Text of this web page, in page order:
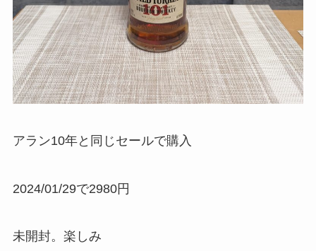
アラン10年と同じセールで購入
2024/01/29で2980円
未開封。楽しみ